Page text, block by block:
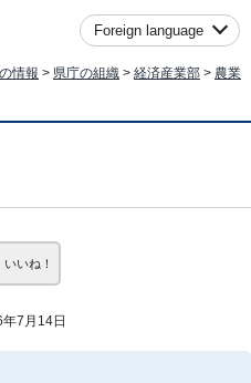
Foreign language
情報 > 県庁の組織 > 経済産業部 > 農業
いいね！
7月14日